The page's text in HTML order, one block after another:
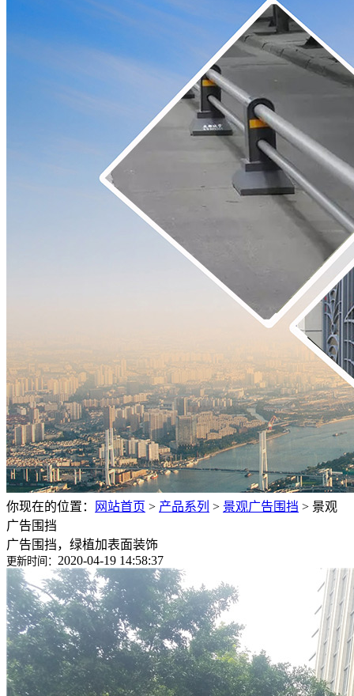
你现在的位置： 网站首页 > 产品系列 > 景观广告围挡 > 景观
广告围挡
广告围挡，绿植加表面装饰
更新时间： 2020-04-19 14:58:37